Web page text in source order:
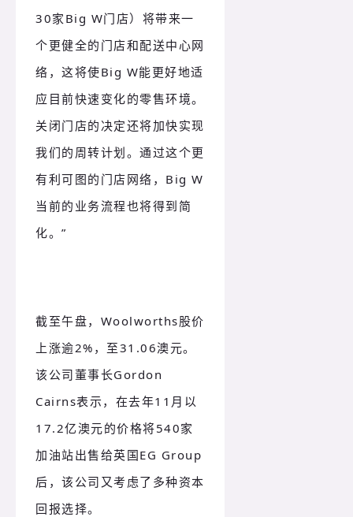
30家Big W门店）将带来一
个更健全的门店和配送中心网
络，这将使Big W能更好地适
应目前快速变化的零售环境。
关闭门店的决定还将加快实现
我们的周转计划。通过这个更
有利可图的门店网络，Big W
当前的业务流程也将得到简
化。”
截至午盘，Woolworths股价
上涨逾2%，至31.06澳元。
该公司董事长Gordon
Cairns表示，在去年11月以
17.2亿澳元的价格将540家
加油站出售给英国EG Group
后，该公司又考虑了多种资本
回报选择。